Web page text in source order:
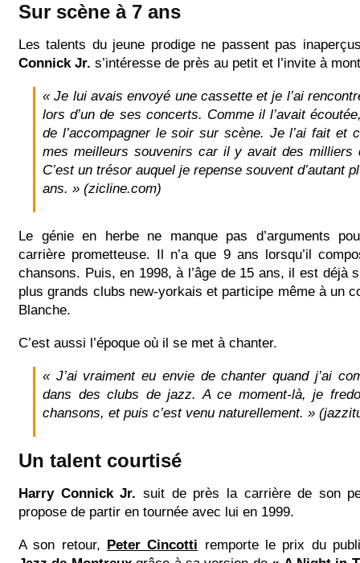
Sur scène à 7 ans
Les talents du jeune prodige ne passent pas
Connick Jr. s’intéresse de près au petit et l’invite à
« Je lui avais envoyé une cassette et je l’ai
lors d’un de ses concerts. Comme il l’avait
de l’accompagner le soir sur scène. Je l’ai fait et
mes meilleurs souvenirs car il y avait des milliers
C’est un trésor auquel je repense souvent d’autant
ans. » (zicline.com)
Le génie en herbe ne manque pas d’arguments
carrière prometteuse. Il n’a que 9 ans lorsqu’il
chansons. Puis, en 1998, à l’âge de 15 ans, il est déjà
plus grands clubs new-yorkais et participe même à un
Blanche.
C’est aussi l’époque où il se met à chanter.
« J’ai vraiment eu envie de chanter quand j’ai
dans des clubs de jazz. A ce moment-là, je
chansons, et puis c’est venu naturellement. »
Un talent courtisé
Harry Connick Jr. suit de près la carrière de son
propose de partir en tournée avec lui en 1999.
A son retour, Peter Cincotti remporte le prix du